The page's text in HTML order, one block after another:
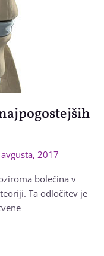
2017
bolečina v
Ta odločitev je